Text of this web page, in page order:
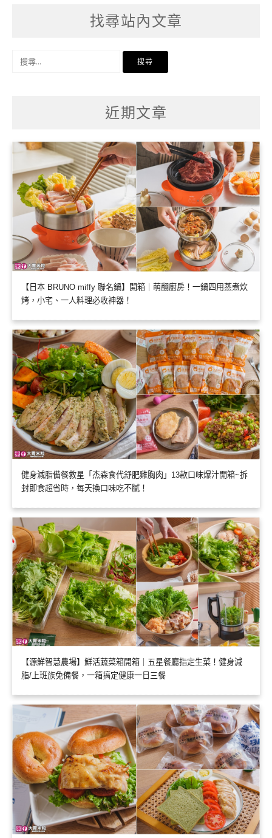
找尋站內文章
近期文章
【日本 BRUNO miffy 聯名鍋】開箱｜萌翻廚房！一鍋四用蒸煮炊
烤，小宅、一人料理必收神器！
健身減脂備餐救星「杰森食代舒肥雞胸肉」13款口味爆汁開箱~拆
封即食超省時，每天換口味吃不膩！
【源鮮智慧農場】鮮活蔬菜箱開箱｜五星餐廳指定生菜！健身減
脂/上班族免備餐，一箱搞定健康一日三餐